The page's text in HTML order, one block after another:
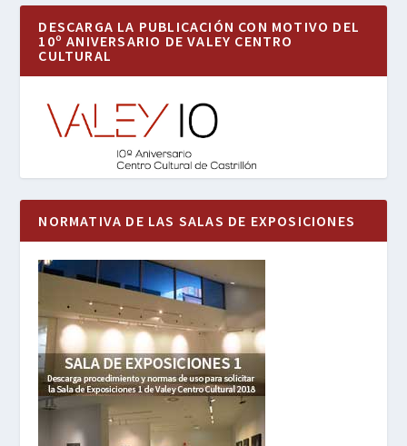
DESCARGA LA PUBLICACIÓN CON MOTIVO DEL
10º ANIVERSARIO DE VALEY CENTRO
CULTURAL
NORMATIVA DE LAS SALAS DE EXPOSICIONES